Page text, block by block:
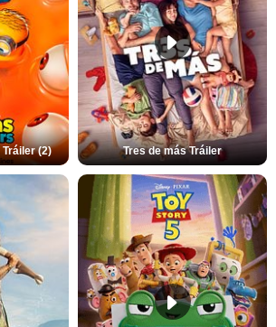
(2) Tres de más Tráiler